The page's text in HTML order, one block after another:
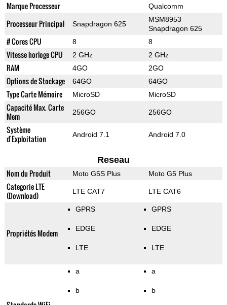
Marque Processeur Qualcomm
Processeur Principal Snapdragon 625
MSM8953
Snapdragon 625
# Cores CPU 8 8
Vitesse horloge CPU 2 GHz 2 GHz
RAM 4GO 2GO
Options de Stockage 64GO 64GO
Type Carte Mémoire MicroSD MicroSD
Capacité Max. Carte
Mem
256GO 256GO
Système
d'Exploitation
Android 7.1 Android 7.0
Reseau
Nom du Produit Moto G5S Plus Moto G5 Plus
Categorie LTE
(Download)
LTE CAT7 LTE CAT6
Propriétés Modem
GPRS
EDGE
LTE
GPRS
EDGE
LTE
a
b
a
b